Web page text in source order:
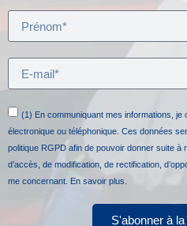
(1) En communiquant mes informations,
électronique ou téléphonique. Ces données
politique RGPD afin de pouvoir donner suite à
d’accès, de modification, de rectification,
me concernant.
En savoir plus.
S'abonner à